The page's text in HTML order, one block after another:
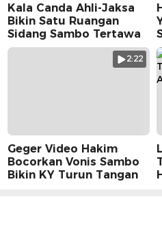
Kala Canda Ahli-Jaksa
Bikin Satu Ruangan
Sidang Sambo Tertawa
2:22
Geger Video Hakim
Bocorkan Vonis Sambo
Bikin KY Turun Tangan